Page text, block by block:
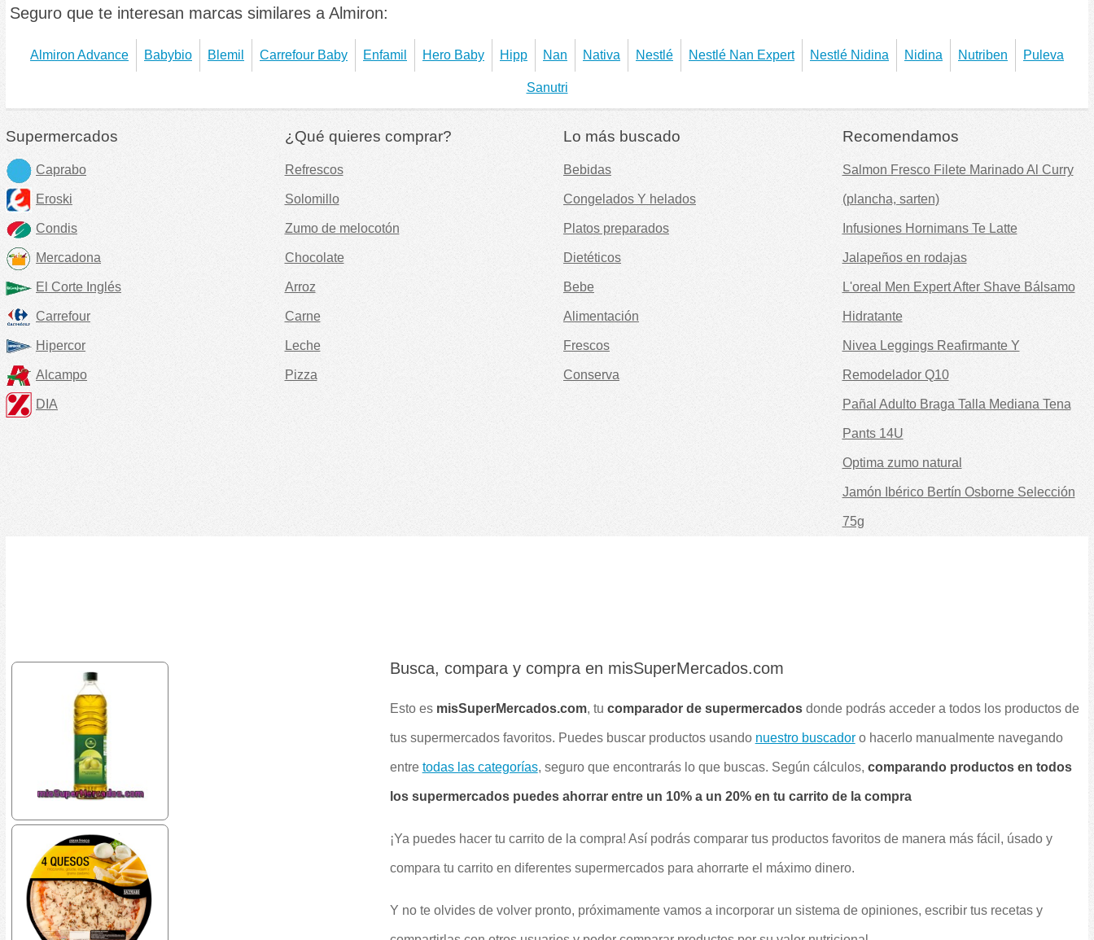
Seguro que te interesan marcas similares a Almiron:
Almiron Advance Babybio Blemil Carrefour Baby Enfamil Hero Baby Hipp Nan Nativa Nestlé Nestlé Nan Expert Nestlé Nidina Nidina Nutriben Puleva
Sanutri
Supermercados
Caprabo
Eroski
Condis
Mercadona
El Corte Inglés
Carrefour
Hipercor
Alcampo
DIA
¿Qué quieres comprar?
Refrescos
Solomillo
Zumo de melocotón
Chocolate
Arroz
Carne
Leche
Pizza
Lo más buscado
Bebidas
Congelados Y helados
Platos preparados
Dietéticos
Bebe
Alimentación
Frescos
Conserva
Recomendamos
Salmon Fresco Filete Marinado Al Curry
(plancha, sarten)
Infusiones Hornimans Te Latte
Jalapeños en rodajas
L'oreal Men Expert After Shave Bálsamo
Hidratante
Nivea Leggings Reafirmante Y
Remodelador Q10
Pañal Adulto Braga Talla Mediana Tena
Pants 14U
Optima zumo natural
Jamón Ibérico Bertín Osborne Selección
75g
Busca, compara y compra en misSuperMercados.com
Esto es misSuperMercados.com, tu comparador de supermercadosdonde podrás acceder a todos los productos de
tus supermercados favoritos. Puedes buscar productos usando nuestro buscadoro hacerlo manualmente navegando
entre todas las categorías, seguro que encontrarás lo que buscas. Según cálculos, comparando productos en todos
los supermercados puedes ahorrar entre un 10% a un 20% en tu carrito de la compra
¡Ya puedes hacer tu carrito de la compra! Así podrás comparar tus productos favoritos de manera más fácil, úsado y
compara tu carrito en diferentes supermercados para ahorrarte el máximo dinero.
Y no te olvides de volver pronto, próximamente vamos a incorporar un sistema de opiniones, escribir tus recetas y